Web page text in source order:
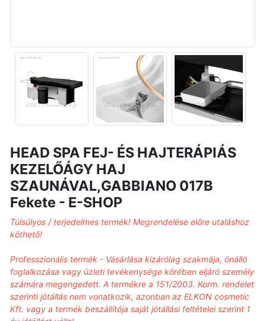
HEAD SPA FEJ- ÉS HAJTERÁPIÁS
KEZELŐÁGY HAJ
SZAUNÁVAL,GABBIANO 017B
Fekete - E-SHOP
Túlsúlyos / terjedelmes termék! Megrendelése előre utaláshoz
köthető!
Professzionális termék - Vásárlása kizárólag szakmája, önálló
foglalkozása vagy üzleti tevékenysége körében eljáró személy
számára megengedett. A termékre a 151/2003. Korm. rendelet
szerinti jótállás nem vonatkozik, azonban az ELKON cosmetic
Kft. vagy a termék beszállítója saját jótállási feltételei szerint 1